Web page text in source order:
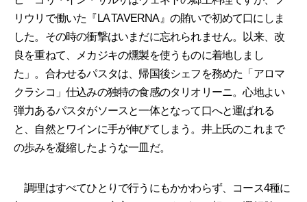
リウリで働いた『LA TAVERNA』の賄いで初めて口にしま
した。その時の衝撃はいまだに忘れられません。以来、改
良を重ねて、メカジキの燻製を使うものに着地しまし
た」。合わせるパスタは、帰国後シェフを務めた「アロマ
クラシコ」仕込みの独特の食感のタリオリーニ。心地よい
弾力あるパスタがソースと一体となって口へと運ばれる
と、自然とワインに手が伸びてしまう。井上氏のこれまで
の歩みを凝縮したような一皿だ。
調理はすべてひとりで行うにもかかわらず、コース4種に